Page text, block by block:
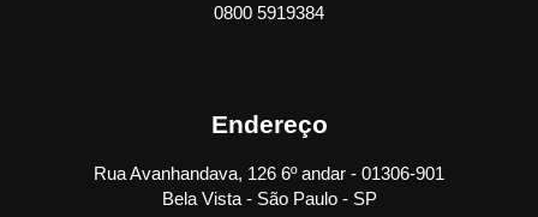
0800 5919384
Endereço
Rua Avanhandava, 126 6º andar - 01306-901
Bela Vista - São Paulo - SP